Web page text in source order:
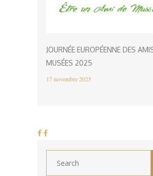
JOURNÉE EUROPÉENNE DES
MUSÉES 2025
17 novembre 2025